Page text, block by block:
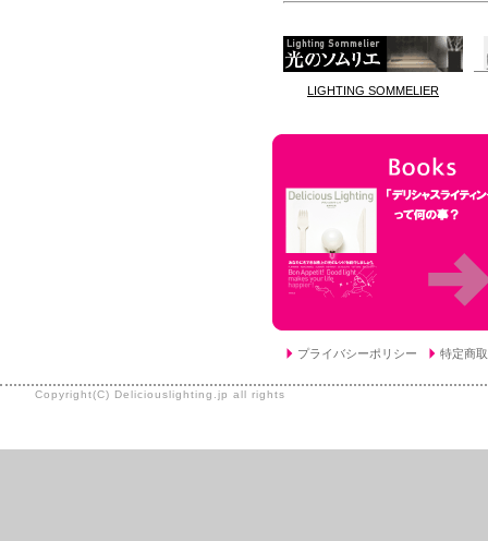
LIGHTING SOMMELIER
プライバシーポリシー 特定商
Copyright(C) Deliciouslighting.jp all rights